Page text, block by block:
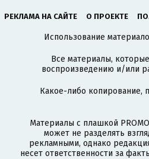
РЕКЛАМА НА САЙТЕ О ПРОЕКТЕ
Использование
Все материалы,
воспроизведению и/или
Какое-либо копирование,
Материалы с плашкой
может не разделять
рекламными, однако
несет ответственности за